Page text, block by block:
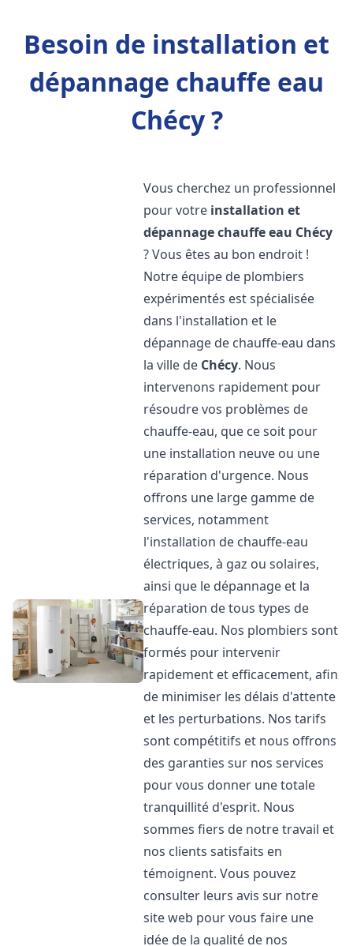
Besoin de installation et
dépannage chauffe eau
Chécy ?
Vous cherchez un professionnel
pour votre installation et
dépannage chauffe eau Chécy
? Vous êtes au bon endroit !
Notre équipe de plombiers
expérimentés est spécialisée
dans l'installation et le
dépannage de chauffe-eau dans
la ville de Chécy. Nous
intervenons rapidement pour
résoudre vos problèmes de
chauffe-eau, que ce soit pour
une installation neuve ou une
réparation d'urgence. Nous
offrons une large gamme de
services, notamment
l'installation de chauffe-eau
électriques, à gaz ou solaires,
ainsi que le dépannage et la
réparation de tous types de
chauffe-eau. Nos plombiers sont
formés pour intervenir
rapidement et efficacement, afin
de minimiser les délais d'attente
et les perturbations. Nos tarifs
sont compétitifs et nous offrons
des garanties sur nos services
pour vous donner une totale
tranquillité d'esprit. Nous
sommes fiers de notre travail et
nos clients satisfaits en
témoignent. Vous pouvez
consulter leurs avis sur notre
site web pour vous faire une
idée de la qualité de nos